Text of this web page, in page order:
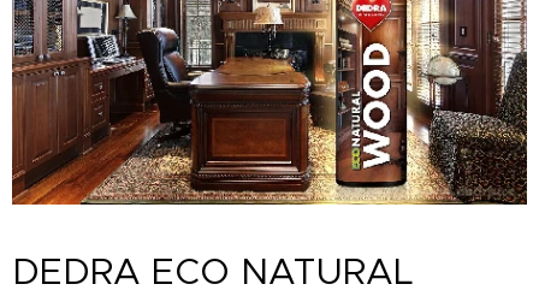
DEDRA ECO NATURAL